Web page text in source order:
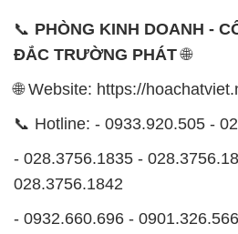
📞 PHÒNG KINH DOANH -
ĐẮC TRƯỜNG PHÁT🌐
🌐 Website: https://
📞 Hotline: - 0933.920.505 -
- 028.3756.1835 -
028.3756.1842
- 0932.660.696 -